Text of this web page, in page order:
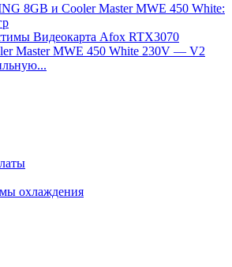
8GB и Cooler Master MWE 450 White:
Видеокарта Afox RTX3070
Master MWE 450 White 230V — V2
охлаждения